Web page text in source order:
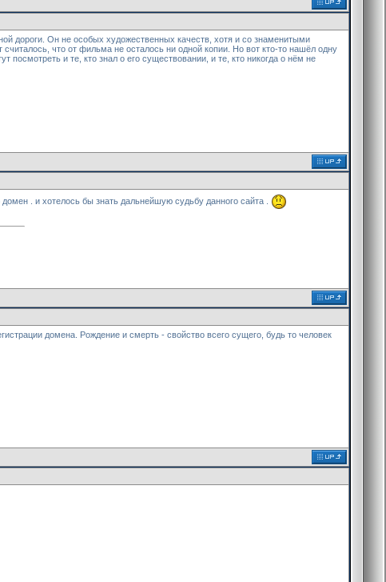
дороги. Он не особых художественных качеств, хотя и со знаменитыми
что от фильма не осталось ни одной копии. Но вот кто-то нашёл одну
и те, кто знал о его существовании, и те, кто никогда о нём не
. и хотелось бы знать дальнейшую судьбу данного сайта .
домена. Рождение и смерть - свойство всего сущего, будь то человек